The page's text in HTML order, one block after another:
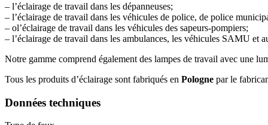
– l’éclairage de travail dans les dépanneuses;
– l’éclairage de travail dans les véhicules de police, de police
– ol’éclairage de travail dans les véhicules des sapeurs-pompiers;
– l’éclairage de travail dans les ambulances, les véhicules SAMU et
Notre gamme comprend également des lampes de travail avec une
Tous les produits d’éclairage sont fabriqués en Pologne par le
Données techniques